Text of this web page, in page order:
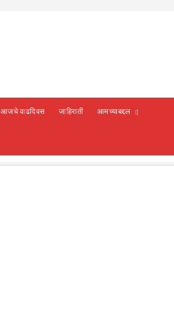
आजचे वाढदिवस जाहिराती आमच्याबद्दल